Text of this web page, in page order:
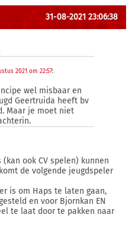
31-08-2021 23:06:38
2021 om 22:57:
wel misbaar en
Geertruida heeft bv
Maar je moet niet
ook CV spelen) kunnen
de volgende jeugdspeler
is om Haps te laten gaan,
en voor Bjornkan EN
te laat door te pakken naar